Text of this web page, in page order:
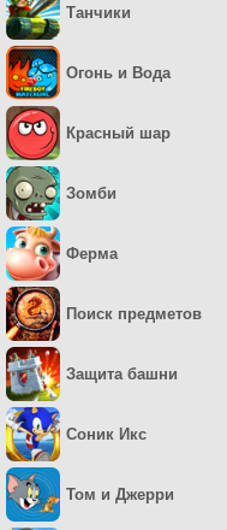
Танчики
Огонь и Вода
Красный шар
Зомби
Ферма
Поиск предметов
Защита башни
Соник Икс
Том и Джерри